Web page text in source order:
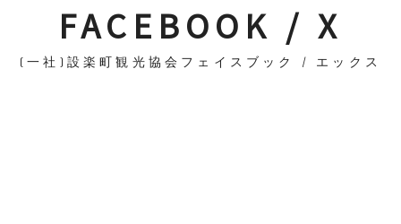
FACEBOOK / X
(一社)設楽町観光協会フェイスブック / エックス